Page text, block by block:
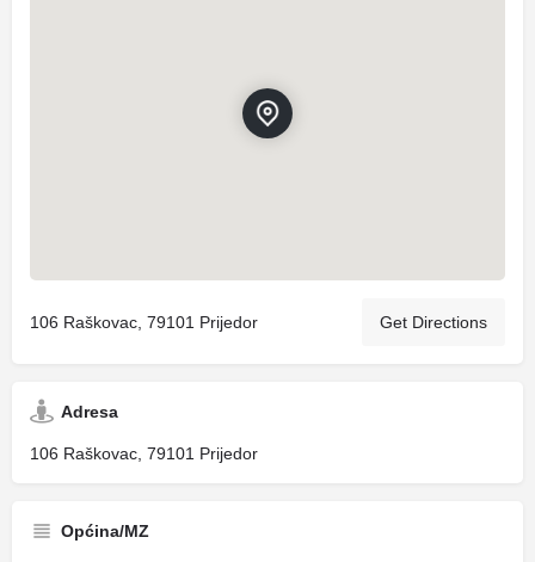
106 Raškovac, 79101 Prijedor Get Directions
Adresa
106 Raškovac, 79101 Prijedor
Općina/MZ